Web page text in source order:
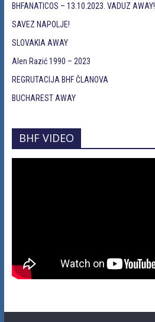
BHFANATICOS – 13.10.2023. VADUZ AWAY!
SAVEZ NAPOLJE!
SLOVAKIA AWAY
Alen Razić 1990 – 2023
REGRUTACIJA BHF ČLANOVA
BUCHAREST AWAY
BHF VIDEO